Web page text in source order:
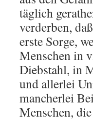
täglich
verderben,
erste Sorge,
Menschen in
Diebstahl, in
und allerlei
mancherlei
Menschen,